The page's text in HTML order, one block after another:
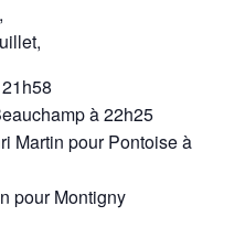
à 22h25
Martin pour Pontoise à
pour Montigny